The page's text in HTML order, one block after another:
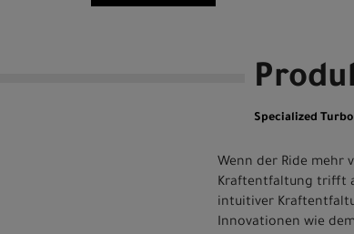
Specialized Turbo
Wenn der Ride mehr
Kraftentfaltung trifft
intuitiver
Innovationen wie